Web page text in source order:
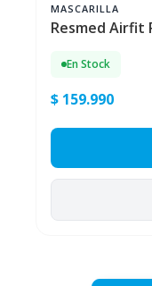
MASCARILLA
Resmed Airfit
En Stock
$ 159.990